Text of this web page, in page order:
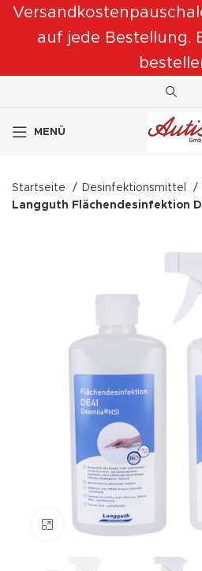
auf jede Bestellung.
MENÜ
Startseite Desinfektionsmittel
Langguth Flächendesinfektion
Zum Vergrößern klicken